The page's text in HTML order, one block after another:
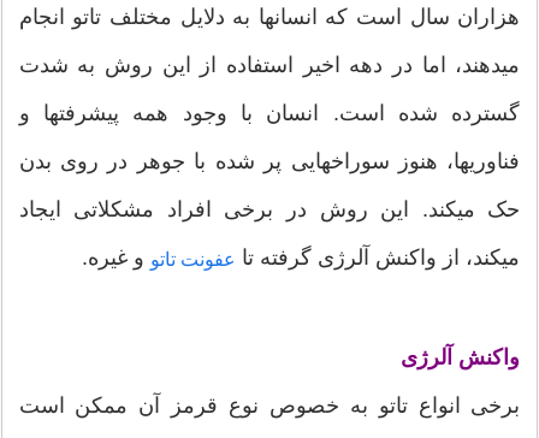
هزاران سال است که انسانها به دلایل مختلف تاتو انجام
میدهند، اما در دهه اخیر استفاده از این روش به شدت
گسترده شده است. انسان با وجود همه پیشرفتها و
فناوریها، هنوز سوراخهایی پر شده با جوهر در روی بدن
حک میکند. این روش در برخی افراد مشکلاتی ایجاد
میکند، از واکنش آلرژی گرفته تا عفونت تاتو و غیره.
واکنش آلرژی
برخی انواع تاتو به خصوص نوع قرمز آن ممکن است